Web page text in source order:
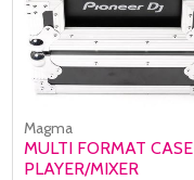
Magma
MULTI FORMAT CASE
PLAYER/MIXER